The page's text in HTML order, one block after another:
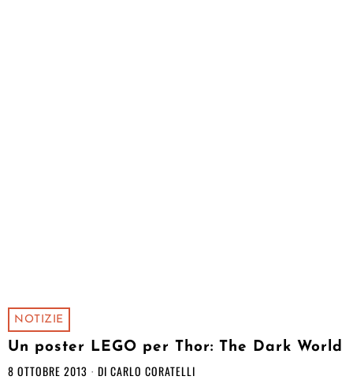
NOTIZIE
Un poster LEGO per Thor: The Dark World
8 OTTOBRE 2013 DI CARLO CORATELLI